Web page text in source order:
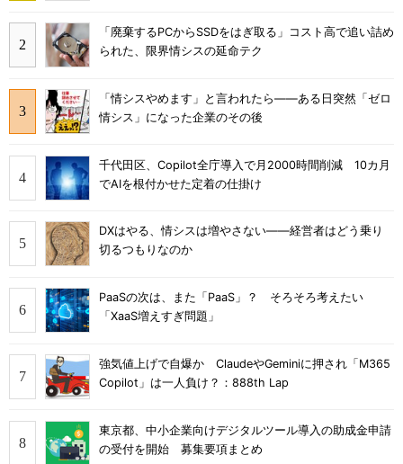
「廃棄するPCからSSDをはぎ取る」コスト高で追い詰め
られた、限界情シスの延命テク
「情シスやめます」と言われたら――ある日突然「ゼロ
情シス」になった企業のその後
千代田区、Copilot全庁導入で月2000時間削減 10カ月
でAIを根付かせた定着の仕掛け
DXはやる、情シスは増やさない――経営者はどう乗り
切るつもりなのか
PaaSの次は、また「PaaS」？ そろそろ考えたい
「XaaS増えすぎ問題」
強気値上げで自爆か ClaudeやGeminiに押され「M365
Copilot」は一人負け？：888th Lap
東京都、中小企業向けデジタルツール導入の助成金申請
の受付を開始 募集要項まとめ